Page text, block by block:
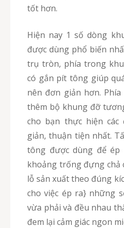
tốt hơn.
Hiện nay 1 số dòng khuôn ép chả cá nóng
được dùng phổ biến
trụ tròn, phía trong
có gắn pít tông giúp
nên đơn giản hơn.
thêm bộ khung đỡ
cho bạn thực hiện
giản, thuận tiện nhất.
tông được dùng để ép
khoảng trống đựng chả
lỗ sản xuất theo đúng
cho việc ép ra} những
vừa phải và đều nhau
đem lại cảm giác ngon